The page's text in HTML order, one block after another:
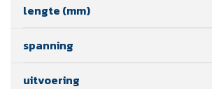
lengte (mm)
spanning
uitvoering